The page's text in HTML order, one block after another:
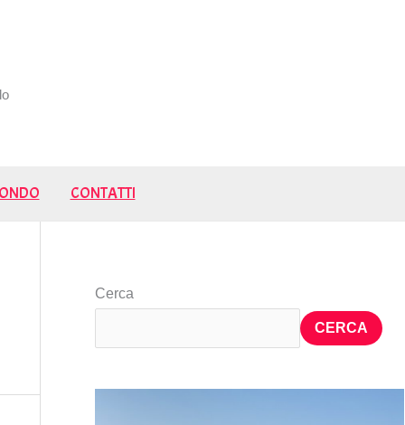
CONTATTI
Cerca
CERCA